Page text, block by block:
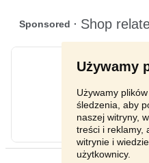
Używamy
Używamy
śledzenia, aby
naszej witryny,
treści i reklamy,
witrynie i
użytkownicy.